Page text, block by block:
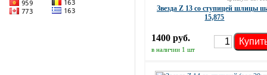
Звезда Z 13 со ступицей шлицы
15,875
1400 руб.
в наличии 1 шт